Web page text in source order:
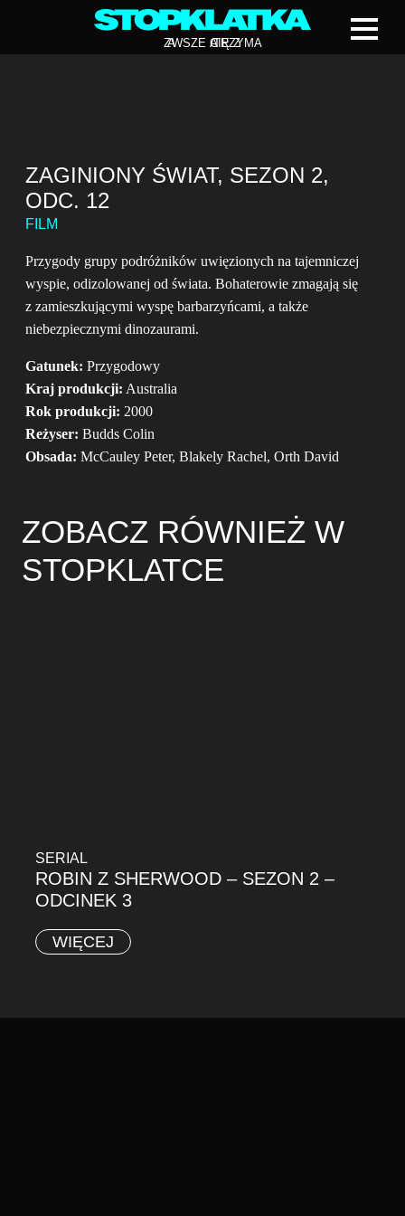
ZAWSZE CIĘ Z
ATRZYMA
ZAGINIONY ŚWIAT, SEZON 2,
ODC. 12
FILM
Przygody grupy podróżników uwięzionych na tajemniczej
wyspie, odizolowanej od świata. Bohaterowie zmagają się
z zamieszkującymi wyspę barbarzyńcami, a także
niebezpiecznymi dinozaurami.
Gatunek: Przygodowy
Kraj produkcji: Australia
Rok produkcji: 2000
Reżyser: Budds Colin
Obsada: McCauley Peter, Blakely Rachel, Orth David
ZOBACZ RÓWNIEŻ W
STOPKLATCE
SERIAL
ROBIN Z SHERWOOD – SEZON 2 –
ODCINEK 3
WIĘCEJ